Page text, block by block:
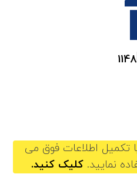
تکمیل اطلاعات فوق می
نمایید. کلیک کنید.